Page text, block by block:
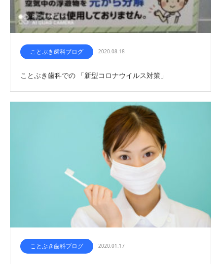
ことぶき歯科ブログ 2020.08.18
ことぶき歯科での 「新型コロナウイルス対策」
ことぶき歯科ブログ 2020.01.17